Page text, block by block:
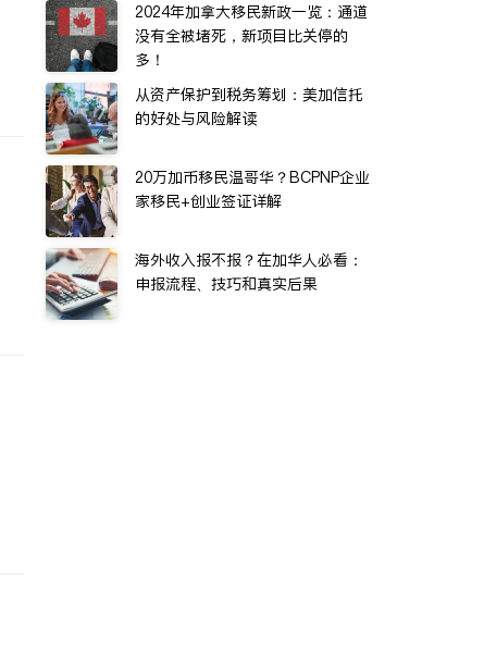
2024年加拿大移民新政一览：通道
没有全被堵死，新项目比关停的
多！
从资产保护到税务筹划：美加信托
的好处与风险解读
20万加币移民温哥华？BCPNP企业
家移民+创业签证详解
海外收入报不报？在加华人必看：
申报流程、技巧和真实后果